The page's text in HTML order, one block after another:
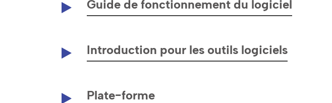
Guide de fonctionnement du logiciel
Introduction pour les outils logiciels
Plate-forme